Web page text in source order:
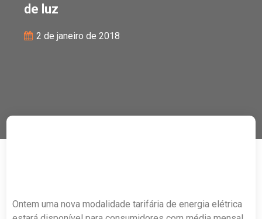
de luz
2 de janeiro de 2018
Ontem uma nova modalidade tarifária de energia elétrica